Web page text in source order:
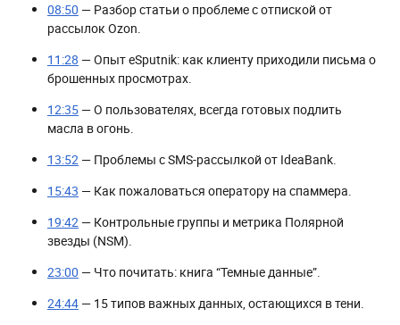
08:50 — Разбор статьи о проблеме с отпиской от
рассылок Ozon.
11:28 — Опыт eSputnik: как клиенту приходили письма о
брошенных просмотрах.
12:35 — О пользователях, всегда готовых подлить
масла в огонь.
13:52 — Проблемы с SMS-рассылкой от IdeaBank.
15:43 — Как пожаловаться оператору на спаммера.
19:42 — Контрольные группы и метрика Полярной
звезды (NSM).
23:00 — Что почитать: книга “Темные данные”.
24:44 — 15 типов важных данных, остающихся в тени.